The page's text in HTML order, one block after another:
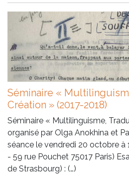
Séminaire «
Création » (2017-2018)
Séminaire « Multilinguisme,
organisé par Olga Anokhina et
séance le vendredi 20 octobre à
- 59 rue Pouchet 75017 Paris)
de Strasbourg) : (…)